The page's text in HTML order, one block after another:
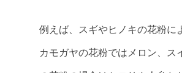
例えば、スギやヒノキの花粉に
カモガヤの花粉ではメロン、